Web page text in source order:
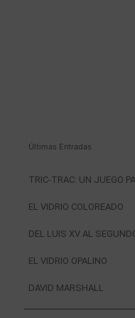
Últimas Entradas
TRIC-TRAC: UN JUEGO
EL VIDRIO COLOREADO
DEL LUIS XV AL
EL VIDRIO OPALINO
DAVID MARSHALL